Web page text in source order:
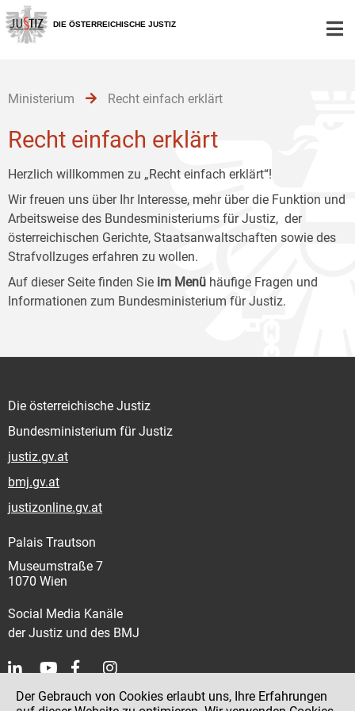
Zur
Hauptnavigation
[1]
Zum
Inhalt
[2]
Zum
Untermenü
[3]
DIE ÖSTERREICHISCHE JUSTIZ
Ministerium Recht einfach erklärt
Recht einfach erklärt
Herzlich willkommen zu „Recht einfach erklärt“!
Wir freuen uns über Ihr Interesse, mehr über die Funktion und
Arbeitsweise des Bundesministeriums für Justiz, der
österreichischen Gerichte, Staatsanwaltschaften sowie des
Strafvollzuges erfahren zu wollen.
Auf dieser Seite finden Sie im Menü häufige Fragen und
Informationen zum Bundesministerium für Justiz.
Die österreichische Justiz
Bundesministerium für Justiz
justiz.gv.at
bmj.gv.at
justizonline.gv.at
Palais Trautson
Museumstraße 7
1070 Wien
Social Media Kanäle
der Justiz und des BMJ
Kontakt
Der Gebrauch von Cookies erlaubt uns, Ihre Erfahrungen